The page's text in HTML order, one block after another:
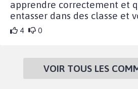
apprendre correctement et
entasser dans des classe et
4 0
VOIR TOUS LES